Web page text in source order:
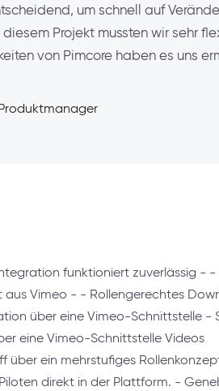
um schnell auf
Projekt mussten wir sehr
von Pimcore haben es uns
funktioniert zuverlässig - -
Vimeo - - Rollengerechtes
über eine Vimeo-Schnittstelle -
eine Vimeo-Schnittstelle Videos
über ein mehrstufiges
direkt in der Plattform. -